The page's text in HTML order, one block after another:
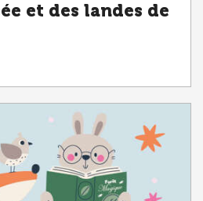
et des landes de